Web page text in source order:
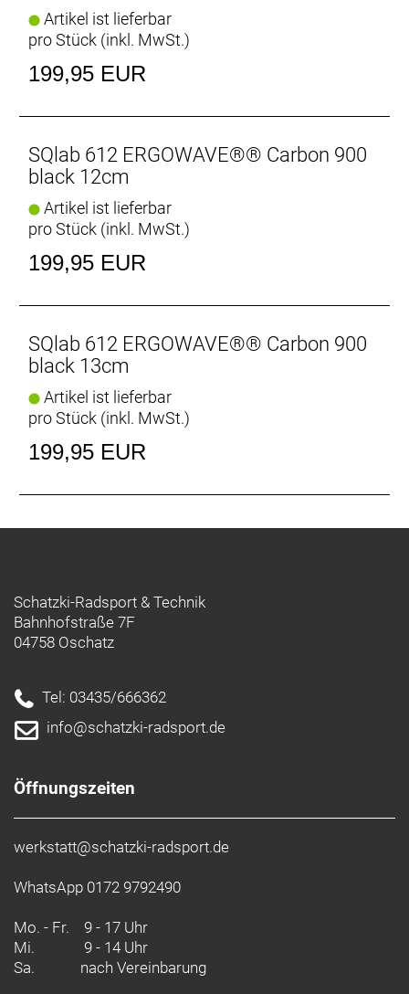
Artikel ist lieferbar
pro Stück (inkl. MwSt.)
199,95 EUR
SQlab 612 ERGOWAVE®® Carbon 900
black 12cm
Artikel ist lieferbar
pro Stück (inkl. MwSt.)
199,95 EUR
SQlab 612 ERGOWAVE®® Carbon 900
black 13cm
Artikel ist lieferbar
pro Stück (inkl. MwSt.)
199,95 EUR
Schatzki-Radsport & Technik
Bahnhofstraße 7F
04758 Oschatz
Tel: 03435/666362
info@schatzki-radsport.de
Öffnungszeiten
werkstatt@schatzki-radsport.de
WhatsApp 0172 9792490
Mo. - Fr. 9 - 17 Uhr
Mi.
9 - 14 Uhr
Sa.
nach Vereinbarung